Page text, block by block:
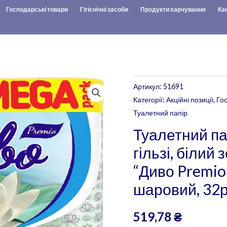
Господарські товари Гігієнічні засоби Продукти харчування
Артикул:51691
Категорії:Акційні позиції,
Туалетний папір
Туалетний
гільзі,
“Диво
шаровий,
519,78₴
Туалетний
папір
целюлозний
гільзі,
білий
зелений
прокрас
"Диво
Premio